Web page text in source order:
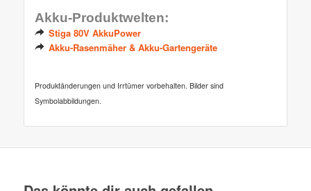
Akku-Produktwelten:
Stiga 80V AkkuPower
Akku-Rasenmäher & Akku-Gartengeräte
Produktänderungen und Irrtümer vorbehalten. Bilder sind
Symbolabbildungen.